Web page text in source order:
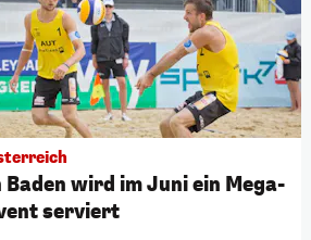
Baden wird im Juni ein Mega-
serviert